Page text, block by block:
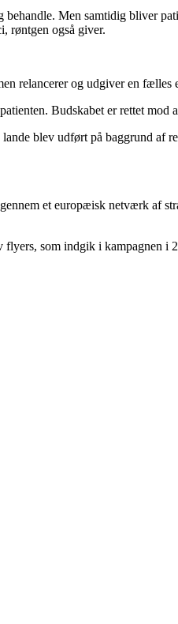
Men samtidig bliver
røntgen også giver.
relancerer og udgiver en fælles
Budskabet er rettet mod
blev udført på baggrund af
et europæisk netværk af
flyers, som indgik i kampagnen i